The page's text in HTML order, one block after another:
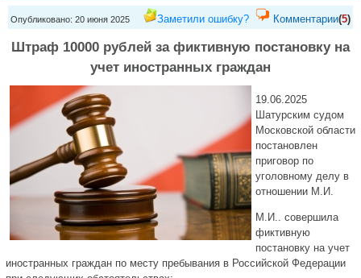
Опубликовано: 20 июня 2025 Заметили ошибку? Комментарии(5)
Штраф 10000 рублей за фиктивную постановку на
учет иностранных граждан
19.06.2025
Шатурским судом
Московской области
постановлен
приговор по
уголовному делу в
отношении М.И.
М.И.. совершила
фиктивную
постановку на учет
иностранных граждан по месту пребывания в Российской Федерации